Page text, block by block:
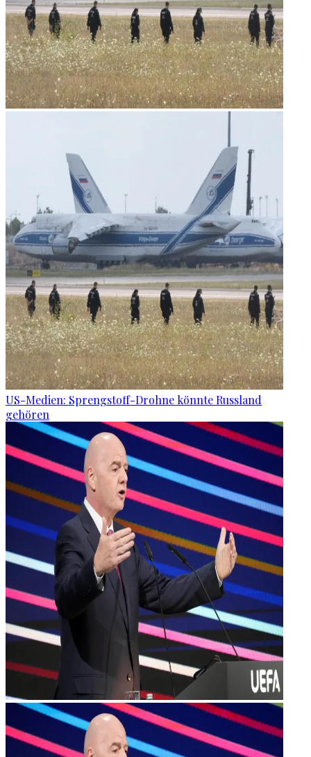
US-Medien: Sprengstoff-Drohne könnte Russland
gehören